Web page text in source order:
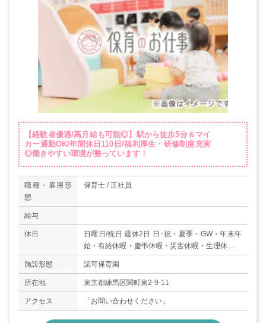
【経験者優遇/高月給も可能◎】駅から徒歩5分＆マイ
カー通勤OK/年間休日110日/福利厚生・研修制度充実
◎働きやすい環境が整っています！
職種・雇用形
態
保育士 / 正社員
給与
休日
日曜日/祝日 週休2日 日･祝・夏季・GW・年末年
始・有給休暇・慶弔休暇・災害休暇・生理休暇・
母子健康管理のための休暇等/ 育児休業取得実績
あり
施設形態 認可保育園
所在地 東京都練馬区関町東2-9-11
アクセス 「お問い合わせください」